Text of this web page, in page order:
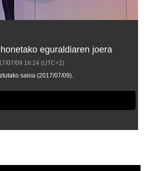
eguraldiaren joera
07/09 16:24 (UTC+2)
saioa (2017/07/09).